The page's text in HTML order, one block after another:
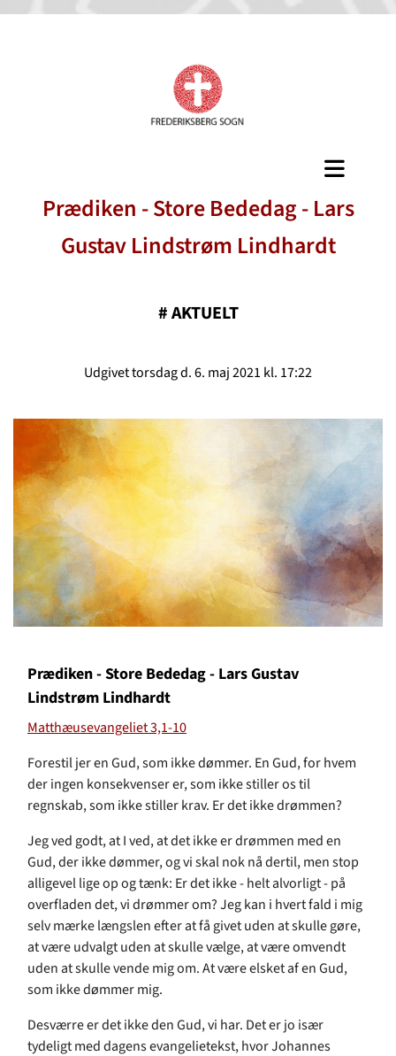
Prædiken - Store Bededag - Lars
Gustav Lindstrøm Lindhardt
#AKTUELT
Udgivet torsdag d. 6. maj 2021 kl. 17:22
Prædiken - Store Bededag - Lars Gustav
Lindstrøm Lindhardt
Matthæusevangeliet 3,1-10
Forestil jer en Gud, som ikke dømmer. En Gud, for hvem
der ingen konsekvenser er, som ikke stiller os til
regnskab, som ikke stiller krav. Er det ikke drømmen?
Jeg ved godt, at I ved, at det ikke er drømmen med en
Gud, der ikke dømmer, og vi skal nok nå dertil, men stop
alligevel lige op og tænk: Er det ikke - helt alvorligt - på
overfladen det, vi drømmer om? Jeg kan i hvert fald i mig
selv mærke længslen efter at få givet uden at skulle gøre,
at være udvalgt uden at skulle vælge, at være omvendt
uden at skulle vende mig om. At være elsket af en Gud,
som ikke dømmer mig.
Desværre er det ikke den Gud, vi har. Det er jo især
tydeligt med dagens evangelietekst, hvor Johannes